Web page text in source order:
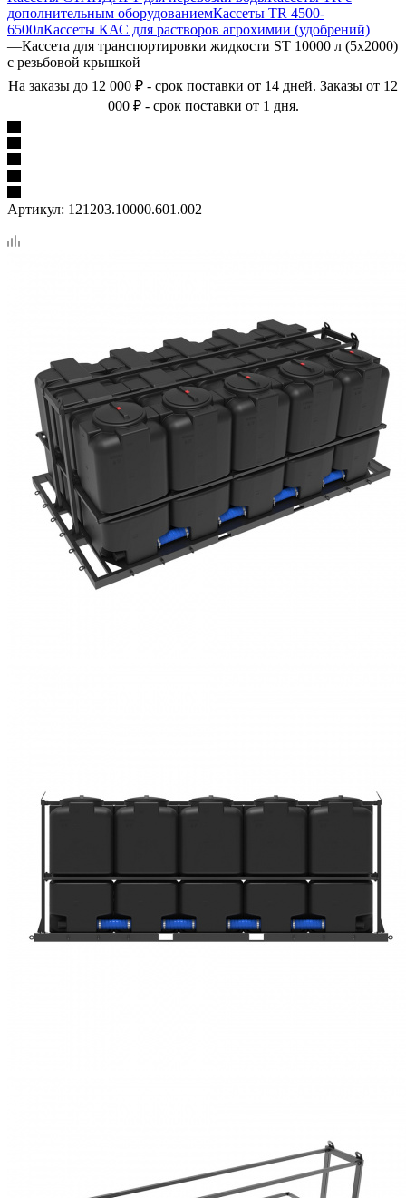
дополнительным оборудованиемКассеты TR 4500-
6500лКассеты КАС для растворов агрохимии (удобрений)
—Кассета для транспортировки жидкости ST 10000 л (5х2000)
с резьбовой крышкой
На заказы до 12 000 ₽ - срок поставки от 14 дней. Заказы от 12
000 ₽ - срок поставки от 1 дня.
Артикул: 121203.10000.601.002